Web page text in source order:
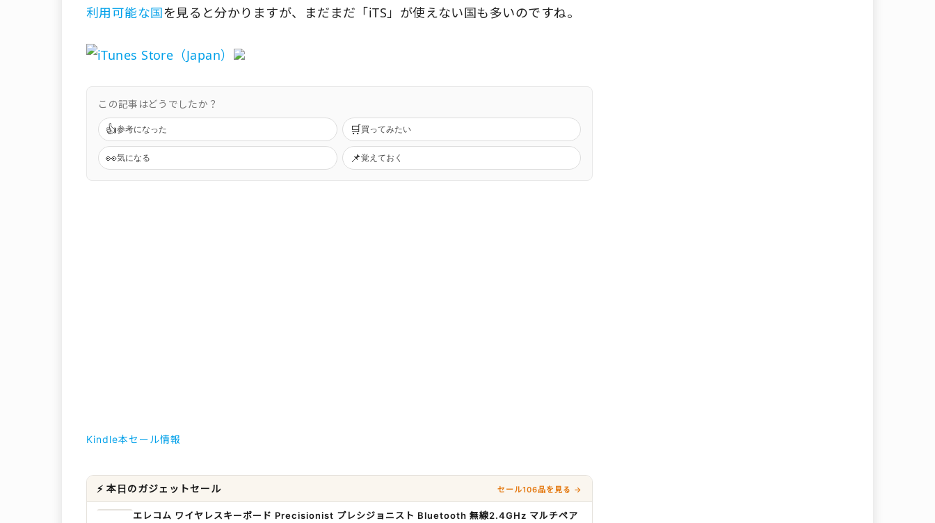
利用可能な国を見ると分かりますが、まだまだ「iTS」が使えない国も多いのですね。
この記事はどうでしたか？
👍参考になった 🛒買ってみたい
👀気になる 📌覚えておく
Kindle本セール情報
⚡ 本日のガジェットセール セール106品を見る →
エレコム ワイヤレスキーボード Precisionist プレシジョニスト Bluetooth 無線2.4GHz マルチペア